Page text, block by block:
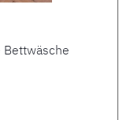
Bettwäsche